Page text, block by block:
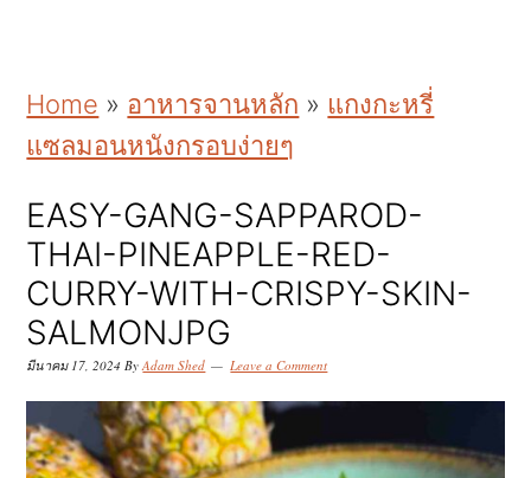
k
i
p
t
o
p
r
i
m
k
i
p
t
o
m
a
i
n
k
i
p
t
o
p
r
i
m
Home » อาหารจานหลัก » แกงกะหรี่
แซลมอนหนังกรอบง่ายๆ
EASY-GANG-SAPPAROD-
THAI-PINEAPPLE-RED-
CURRY-WITH-CRISPY-SKIN-
SALMONJPG
มีนาคม 17, 2024 ByAdam Shed Leave a Comment